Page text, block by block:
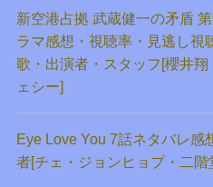
新空港占拠 武蔵健一の矛盾
ラマ感想・視聴率・見逃し視
歌・出演者・スタッフ[櫻井
ェシー]
Eye Love You 7話ネタバレ感
者[チェ・ジョンヒョプ・二階